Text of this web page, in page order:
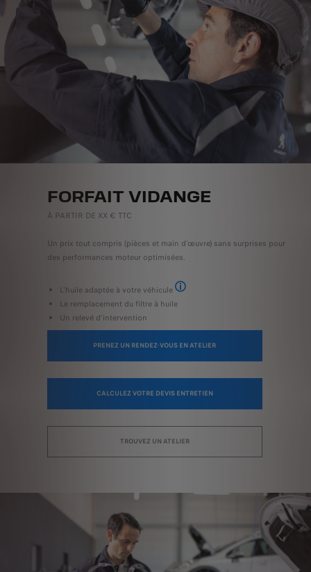
FORFAIT VIDANGE
À PARTIR DE XX € TTC
Un prix tout compris (pièces et main d'œuvre) sans surprises pour
des performances moteur optimisées.
L'huile adaptée à votre véhicule
jusqu’à 5 litres
Le remplacement du filtre à huile
Un relevé d'intervention
PRENEZ UN RENDEZ-VOUS EN ATELIER
CALCULEZ VOTRE DEVIS ENTRETIEN
TROUVEZ UN ATELIER